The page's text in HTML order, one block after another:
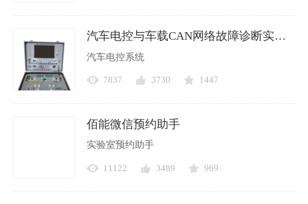
汽车电控与车载CAN网络故障诊断实验系统
汽车电控系统
7837 3730 1447
佰能微信预约助手
实验室预约助手
11122 3489 969